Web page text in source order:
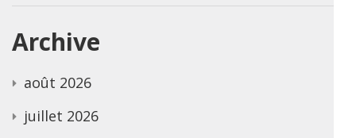
Archive
août 2026
juillet 2026